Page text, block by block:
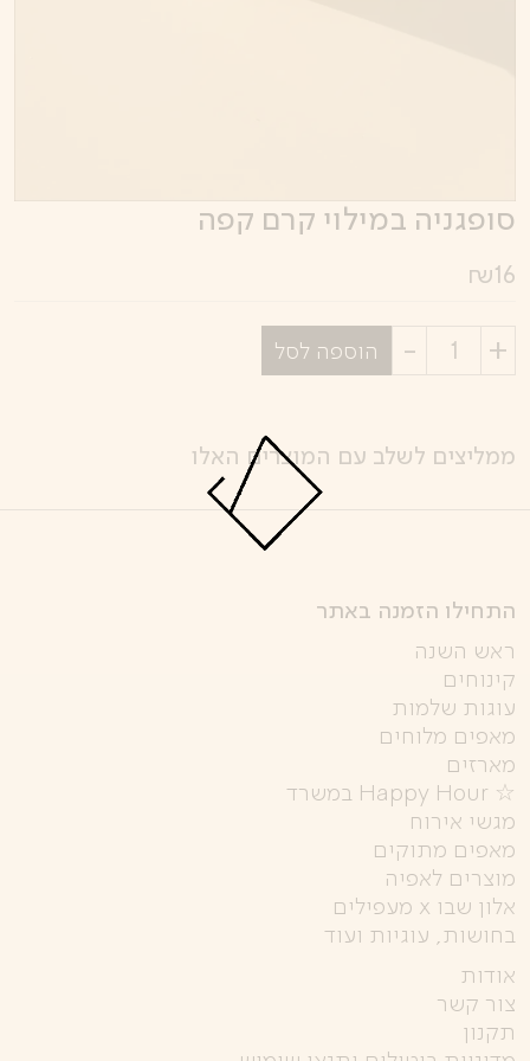
סופגניה במילוי קרם קפה
16
₪
בחר
הוספה לסל
ממליצים לשלב עם המוצרים האלו
התחילו הזמנה באתר
ראש השנה
קינוחים
עוגות שלמות
מאפים מלוחים
מארזים
☆ Happy Hour במשרד
מגשי אירוח
מאפים מתוקים
מוצרים לאפיה
אלון שבו x מעפילים
בחושות, עוגיות ועוד
אודות
צור קשר
תקנון